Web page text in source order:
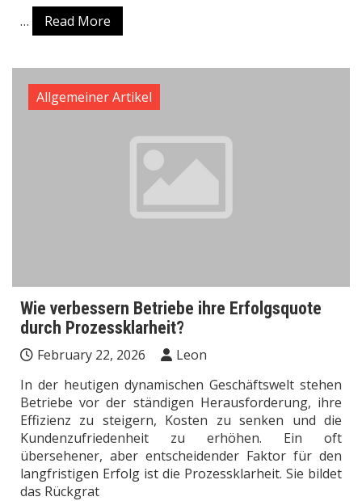
…
Read More
Allgemeiner Artikel
Wie verbessern Betriebe ihre Erfolgsquote
durch Prozessklarheit?
February 22, 2026
Leon
In der heutigen dynamischen Geschäftswelt stehen
Betriebe vor der ständigen Herausforderung, ihre
Effizienz zu steigern, Kosten zu senken und die
Kundenzufriedenheit zu erhöhen. Ein oft
übersehener, aber entscheidender Faktor für den
langfristigen Erfolg ist die Prozessklarheit. Sie bildet
das Rückgrat